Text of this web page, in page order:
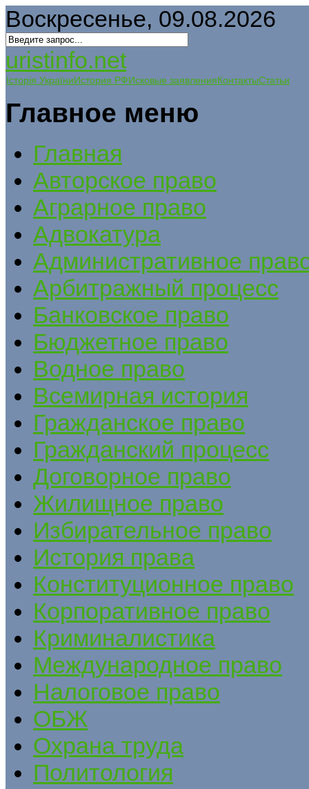
Воскресенье, 09.08.2026
uristinfo.net
Історія УкраїниИстория РФИсковые заявленияКонтактыСтатьи
Главное меню
Главная
Авторское право
Аграрное право
Адвокатура
Административное
Арбитражный процесс
Банковское право
Бюджетное право
Водное право
Всемирная история
Гражданское право
Гражданский процесс
Договорное право
Жилищное право
Избирательное право
История права
Конституционное право
Корпоративное право
Криминалистика
Международное право
Налоговое право
ОБЖ
Охрана труда
Политология